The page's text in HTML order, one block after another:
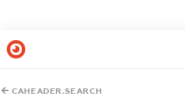
CAHEADER.SEARCH